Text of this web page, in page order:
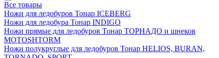
Все товары
Ножи для ледобуров Тонар ICEBERG
Ножи для ледобура Тонар INDIGO
Ножи прямые для ледобуров Тонар ТОРНАДО и шнеков
MOTOSHTORM
Ножи полукруглые для ледобуров Тонар HELIOS, BURAN,